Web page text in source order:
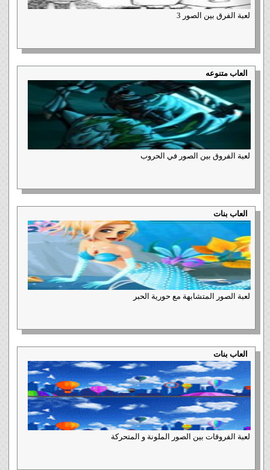
لعبة الفرق بين الصور 3
العاب متنوعه
لعبة الفروق بين الصور في الحروب
العاب بنات
لعبة الصور المتشابهة مع حورية الحبر
العاب بنات
لعبة الفروقات بين الصور الملونة و المتحركة